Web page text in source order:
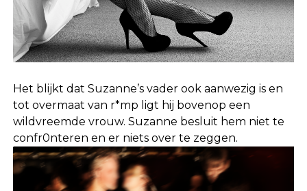
Het blijkt dat Suzanne’s vader ook aanwezig is en
tot overmaat van r*mp ligt hij bovenop een
wildvreemde vrouw. Suzanne besluit hem niet te
confr0nteren en er niets over te zeggen.